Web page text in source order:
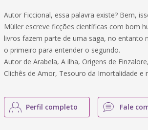
Autor Ficcional, essa palavra existe? Bem,
Müller escreve ficções científicas com bom
livros fazem parte de uma saga, no entanto
o primeiro para entender o segundo.
Autor de Arabela, A ilha, Origens de
Clichês de Amor, Tesouro da Imortalidade e
Perfil completo Fale